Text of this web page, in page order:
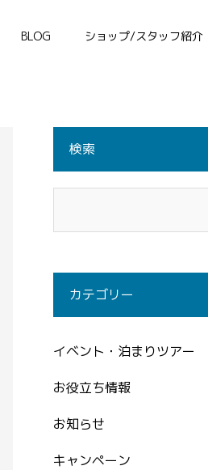
BLOG ショップ/スタッフ紹介
検索
カテゴリー
イベント・泊まりツアー
お役立ち情報
お知らせ
キャンペーン